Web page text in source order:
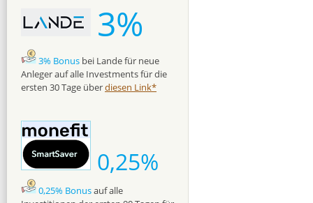
3%
3% Bonus bei Lande für neue
Anleger auf alle Investments für die
ersten 30 Tage überdiesen Link*
0,25%
0,25% Bonusauf alle